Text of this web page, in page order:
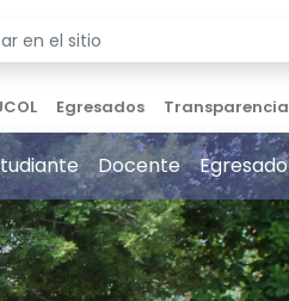
Egresados Transparencia
Docente Egresado